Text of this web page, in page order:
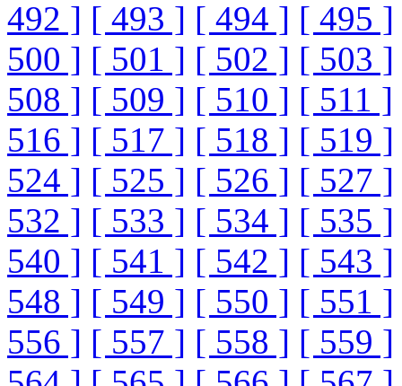
492 ] [ 493 ] [ 494 ] [ 495 ]
500 ] [ 501 ] [ 502 ] [ 503 ]
508 ] [ 509 ] [ 510 ] [ 511 ]
516 ] [ 517 ] [ 518 ] [ 519 ]
524 ] [ 525 ] [ 526 ] [ 527 ]
532 ] [ 533 ] [ 534 ] [ 535 ]
540 ] [ 541 ] [ 542 ] [ 543 ]
548 ] [ 549 ] [ 550 ] [ 551 ]
556 ] [ 557 ] [ 558 ] [ 559 ]